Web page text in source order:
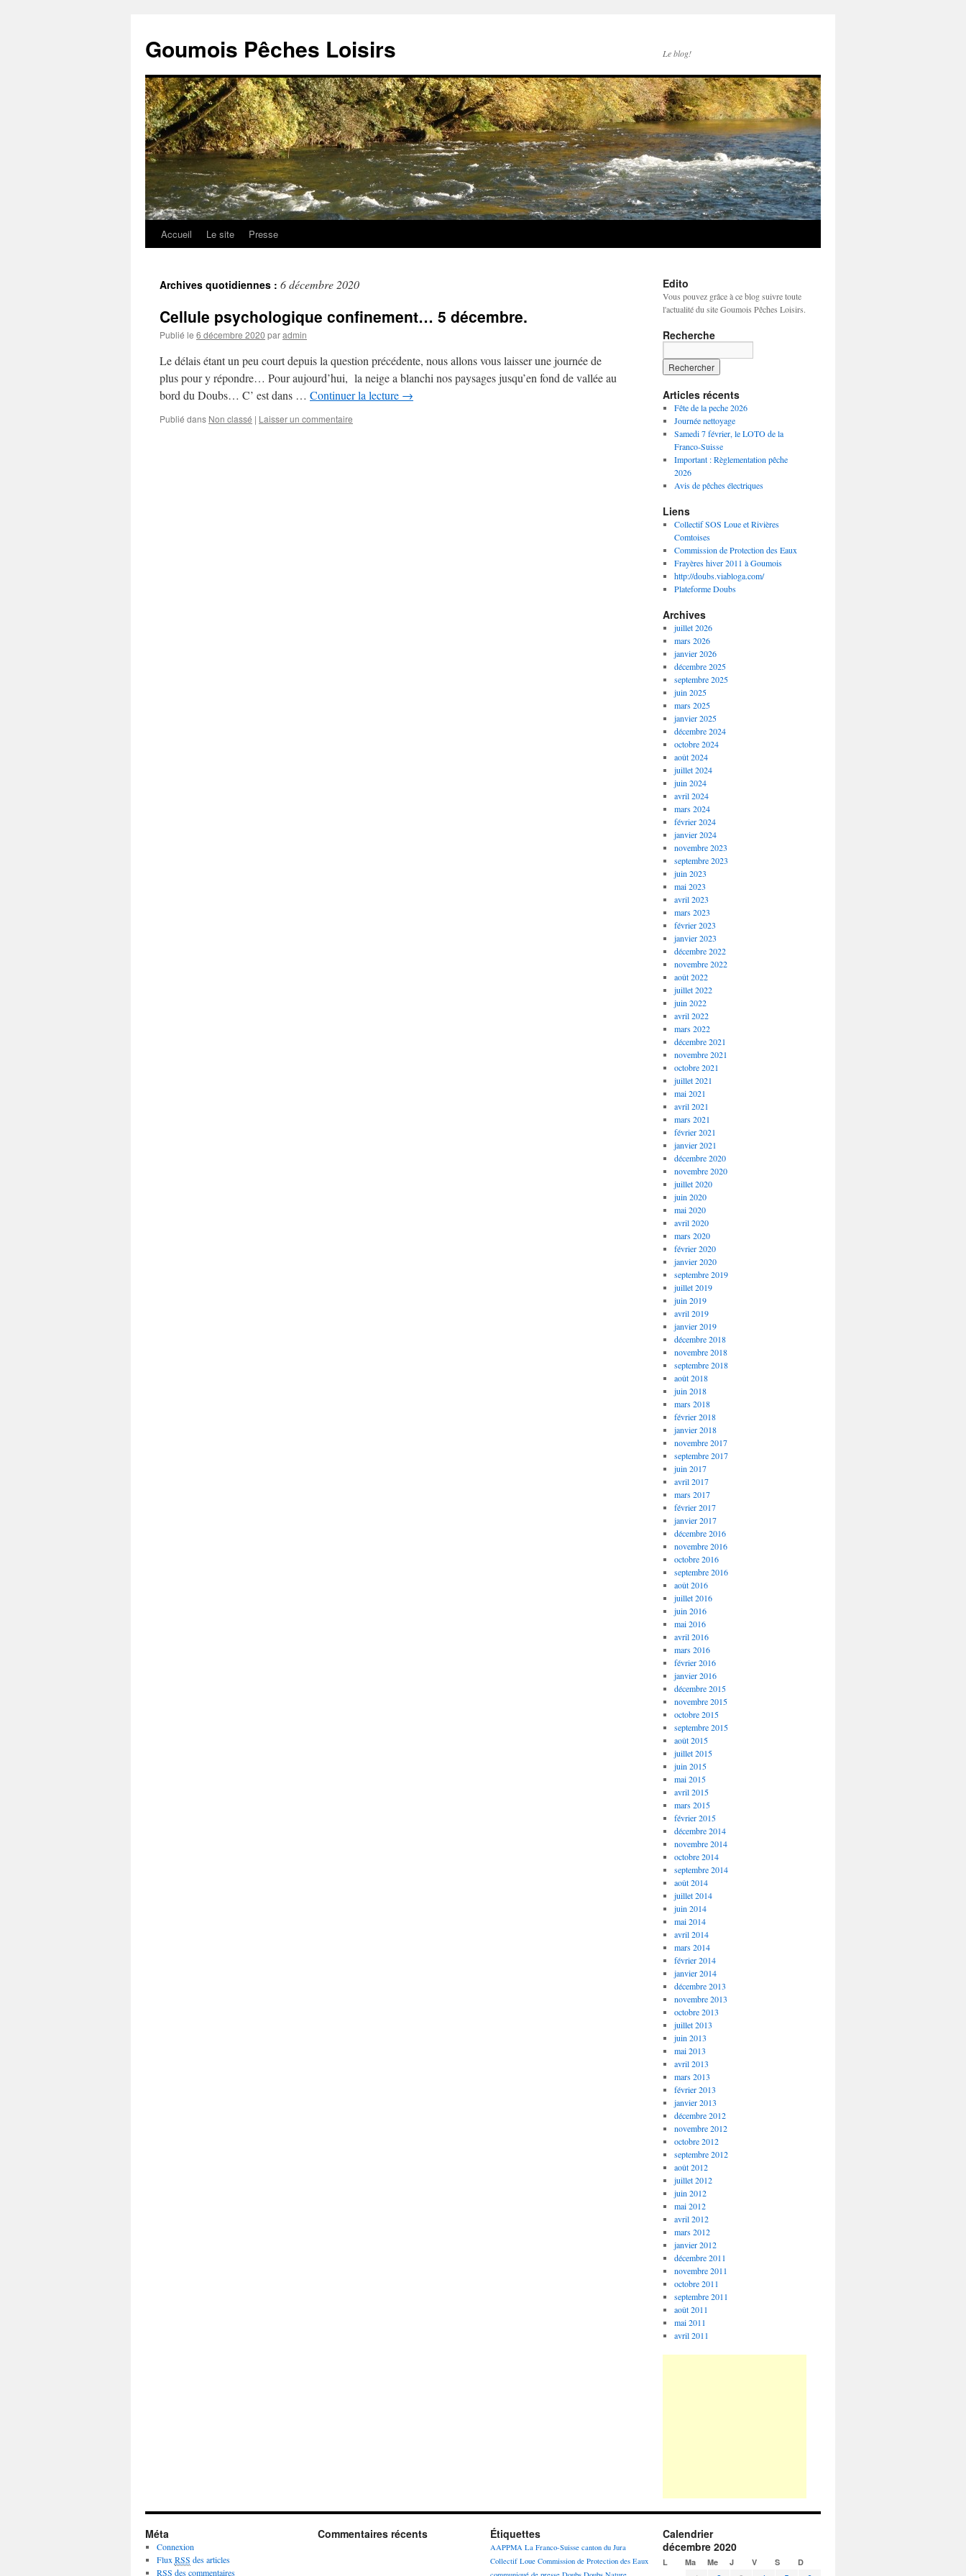
Goumois Pêches Loisirs Le blog!
Aller
contenu
Accueil Le site Presse
Archives quotidiennes : 6 décembre 2020
Cellule psychologique confinement… 5 décembre.
Publié le 6 décembre 2020 paradmin
Le délais étant un peu court depuis la question précédente, nous allons vous laisser une journée de
plus pour y répondre… Pour aujourd’hui, la neige a blanchi nos paysages jusqu’en fond de vallée au
bord du Doubs… C’ est dans … Continuer la lecture →
Publié dans Non classé | Laisser un commentaire
Edito
Vous pouvez grâce à ce blog suivre toute
l'actualité du site Goumois Pêches Loisirs.
Recherche
Articles récents
Fête de la peche 2026
Journée nettoyage
Samedi 7 février, le LOTO de la
Franco-Suisse
Important : Règlementation pêche
2026
Avis de pêches électriques
Liens
Collectif SOS Loue et Rivières
Comtoises
Commission de Protection des Eaux
Frayères hiver 2011 à Goumois
http://doubs.viabloga.com/
Plateforme Doubs
Archives
juillet 2026
mars 2026
janvier 2026
décembre 2025
septembre 2025
juin 2025
mars 2025
janvier 2025
décembre 2024
octobre 2024
août 2024
juillet 2024
juin 2024
avril 2024
mars 2024
février 2024
janvier 2024
novembre 2023
septembre 2023
juin 2023
mai 2023
avril 2023
mars 2023
février 2023
janvier 2023
décembre 2022
novembre 2022
août 2022
juillet 2022
juin 2022
avril 2022
mars 2022
décembre 2021
novembre 2021
octobre 2021
juillet 2021
mai 2021
avril 2021
mars 2021
février 2021
janvier 2021
décembre 2020
novembre 2020
juillet 2020
juin 2020
mai 2020
avril 2020
mars 2020
février 2020
janvier 2020
septembre 2019
juillet 2019
juin 2019
avril 2019
janvier 2019
décembre 2018
novembre 2018
septembre 2018
août 2018
juin 2018
mars 2018
février 2018
janvier 2018
novembre 2017
septembre 2017
juin 2017
avril 2017
mars 2017
février 2017
janvier 2017
décembre 2016
novembre 2016
octobre 2016
septembre 2016
août 2016
juillet 2016
juin 2016
mai 2016
avril 2016
mars 2016
février 2016
janvier 2016
décembre 2015
novembre 2015
octobre 2015
septembre 2015
août 2015
juillet 2015
juin 2015
mai 2015
avril 2015
mars 2015
février 2015
décembre 2014
novembre 2014
octobre 2014
septembre 2014
août 2014
juillet 2014
juin 2014
mai 2014
avril 2014
mars 2014
février 2014
janvier 2014
décembre 2013
novembre 2013
octobre 2013
juillet 2013
juin 2013
mai 2013
avril 2013
mars 2013
février 2013
janvier 2013
décembre 2012
novembre 2012
octobre 2012
septembre 2012
août 2012
juillet 2012
juin 2012
mai 2012
avril 2012
mars 2012
janvier 2012
décembre 2011
novembre 2011
octobre 2011
septembre 2011
août 2011
mai 2011
avril 2011
Méta
Connexion
Flux RSS des articles
RSS des commentaires
Commentaires récents Étiquettes
AAPPMA La Franco-Suisse canton du Jura
Collectif Loue Commission de Protection des Eaux
Calendrier
décembre 2020
L Ma Me J V S D